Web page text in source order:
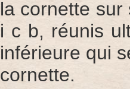
la cornette
i c b, réunis
inférieure qui
cornette.